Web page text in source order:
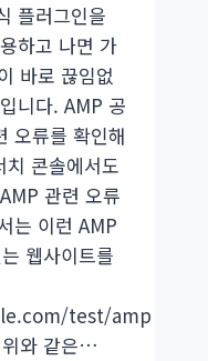
플러그인을
하고 나면 가
바로 끊임없
니다. AMP 공
오류를 확인해
콘솔에서도
관련 오류
는 이런 AMP
웹사이트를
test/amp
위와 같은…